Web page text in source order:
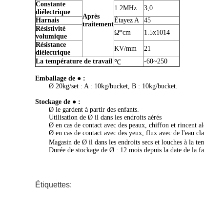
Après
traitement
Constante
diélectrique
1.2MHz
3,0
Harnais
Étayez A
45
Résistivité
volumique
Ω*cm
1.5x1014
Résistance
diélectrique
KV/mm
21
La température de travail ℃ -60~250
Emballage de ● :
Ø 20kg/set : A : 10kg/bucket, B : 10kg/bucket.
Stockage de ● :
Ø le gardent à partir des enfants.
Utilisation de Ø il dans les endroits aérés
Ø en cas de contact avec des peaux, chiffon et rincent
Ø en cas de contact avec des yeux, flux avec de l'eau
Magasin de Ø il dans les endroits secs et louches à la
Durée de stockage de Ø : 12 mois depuis la date de la
Étiquettes: